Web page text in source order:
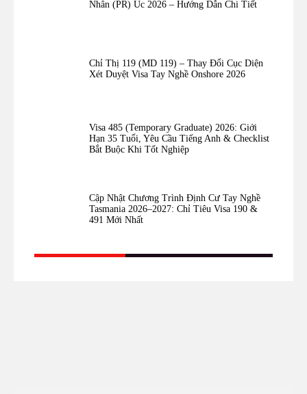
Nhân (PR) Úc 2026 – Hướng Dẫn Chi Tiết
Chỉ Thị 119 (MD 119) – Thay Đổi Cục Diện
Xét Duyệt Visa Tay Nghề Onshore 2026
Visa 485 (Temporary Graduate) 2026: Giới
Hạn 35 Tuổi, Yêu Cầu Tiếng Anh & Checklist
Bắt Buộc Khi Tốt Nghiệp
Cập Nhật Chương Trình Định Cư Tay Nghề
Tasmania 2026–2027: Chỉ Tiêu Visa 190 &
491 Mới Nhất